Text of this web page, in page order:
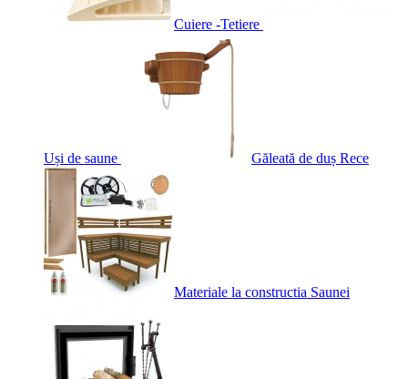
Cuiere -Tetiere
Uși de saune Găleată de duș Rece
Materiale la constructia Saunei